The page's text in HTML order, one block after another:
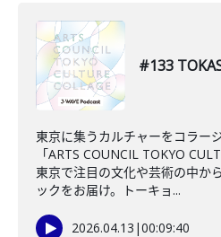
#133
東京に集うカルチャーをコラー
「ARTS COUNCIL TOKYO
東京で注目の文化や芸術の中か
ックをお届け。トーキョ...
2026.04.13 |00:09:40